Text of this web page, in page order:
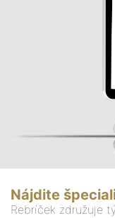
Nájdite
Rebríček združuje